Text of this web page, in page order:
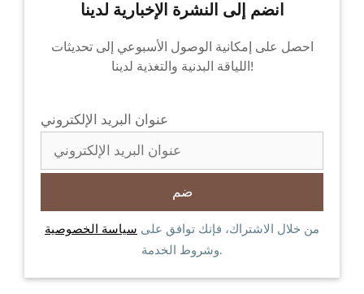
انضم إلى النشرة الإخبارية لدينا
احصل على إمكانية الوصول الأسبوعي إلى تحديثات
اللياقة البدنية والتغذية لدينا!
عنوان البريد الإلكتروني
من خلال الاشتراك، فإنك توافق على سياسة الخصوصية
وشروط الخدمة.